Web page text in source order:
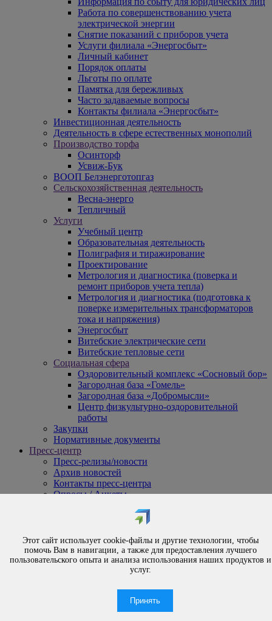
Работа по совершенствованию учета
электрической энергии
Снятие показаний с приборов учета
Услуги филиала «Энергосбыт»
Личный кабинет
Порядок оплаты
Льготы по оплате
Памятка для бережливых
Часто задаваемые вопросы
Контакты филиала «Энергосбыт»
Инвестиционная деятельность
Деятельность в сфере естественных монополий
Производство торфа
Осинторф
Усвиж-Бук
ВООП Белэнерготопгаз
Сельскохозяйственная деятельность
Весна-энерго
Тепличный
Услуги
Учебный центр
Образовательная деятельность
Полиграфия и тиражирование
Проектирование
Метрология и диагностика (поверка и
ремонт приборов учета тепла)
Метрология и диагностика (подготовка к
поверке измерительных трансформаторов
тока и напряжения)
Энергосбыт
Витебские электрические сети
Витебские тепловые сети
Социальная сфера
Оздоровительный комплекс «Сосновый бор»
Загородная база «Гомель»
Загородная база «Добромысли»
Центр физкультурно-оздоровительной
работы
Закупки
Нормативные документы
Пресс-центр
Пресс-релизы/новости
Архив новостей
Контакты пресс-центра
Опросы / Анкеты
Обращения
Порядок рассмотрения обращений
Личный приём
Электронные обращения
Часто задаваемые вопросы
Этот сайт использует cookie-файлы и другие технологии, чтобы
помочь Вам в навигации, а также для предоставления лучшего
пользовательского опыта и анализа использования наших продуктов и
услуг.
Принять